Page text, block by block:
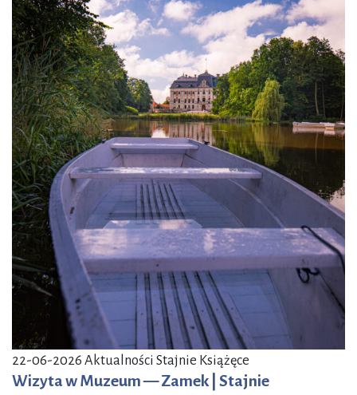
22-06-2026 Aktualności Stajnie Książęce
Wizyta w Muzeum — Zamek | Stajnie